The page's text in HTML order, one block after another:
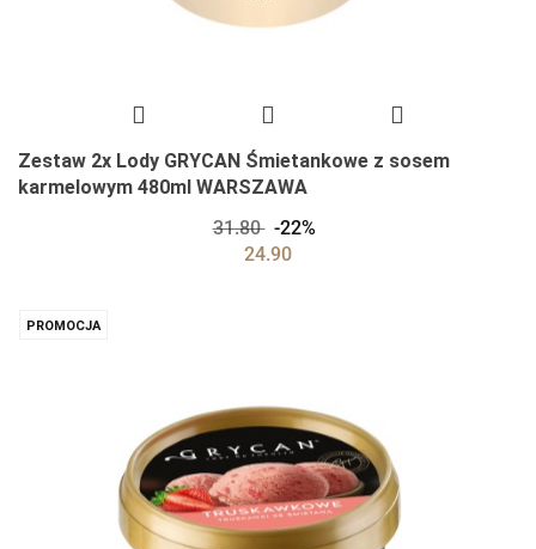
Zestaw 2x Lody GRYCAN Śmietankowe z sosem
karmelowym 480ml WARSZAWA
31.80
-22%
24.90
PROMOCJA